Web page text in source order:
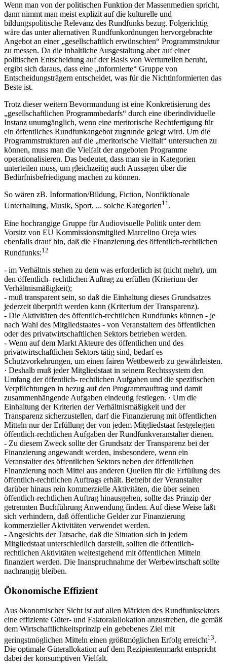
Wenn man von der politischen Funktion der Massenmedien spricht,
dann nimmt man meist explizit auf die kulturelle und
bildungspolitische Relevanz des Rundfunks bezug. Folgerichtig
wäre das unter alternativen Rundfunkordnungen hervorgebrachte
Angebot an einer „gesellschaftlich erwünschten“ Programmstruktur
zu messen. Da die inhaltliche Ausgestaltung aber auf einer
politischen Entscheidung auf der Basis von Werturteilen beruht,
ergibt sich daraus, dass eine „informierte“ Gruppe von
Entscheidungsträgern entscheidet, was für die Nichtinformierten das
Beste ist.
Trotz dieser weitern Bevormundung ist eine Konkretisierung des
„gesellschaftlichen Programmbedarfs“ durch eine überindividuelle
Instanz unumgänglich, wenn eine meritorische Rechtfertigung für
ein öffentliches Rundfunkangebot zugrunde gelegt wird. Um die
Programmstrukturen auf die „meritorische Vielfalt“ untersuchen zu
können, muss man die Vielfalt der angeboten Programme
operationalisieren. Das bedeutet, dass man sie in Kategorien
unterteilen muss, um gleichzeitig auch Aussagen über die
Bedürfnisbefriedigung machen zu können.
So wären zB. Information/Bildung, Fiction, Nonfiktionale
Unterhaltung, Musik, Sport, ... solche Kategorien11.
Eine hochrangige Gruppe für Audiovisuelle Politik unter dem
Vorsitz von EU Kommissionsmitglied Marcelino Oreja wies
ebenfalls drauf hin, daß die Finanzierung des öffentlich-rechtlichen
Rundfunks:12
- im Verhältnis stehen zu dem was erforderlich ist (nicht mehr), um
den öffentlich- rechtlichen Auftrag zu erfüllen (Kriterium der
Verhältnismäßigkeit);
- muß transparent sein, so daß die Einhaltung dieses Grundsatzes
jederzeit überprüft werden kann (Kriterium der Transparenz).
- Die Aktivitäten des öffentlich-rechtlichen Rundfunks können - je
nach Wahl des Mitgliedstaates - von Veranstaltern des öffentlichen
oder des privatwirtschaftlichen Sektors betrieben werden.
- Wenn auf dem Markt Akteure des öffentlichen und des
privatwirtschaftlichen Sektors tätig sind, bedarf es
Schutzvorkehrungen, um einen fairen Wettbewerb zu gewährleisten.
· Deshalb muß jeder Mitgliedstaat in seinem Rechtssystem den
Umfang der öffentlich- rechtlichen Aufgaben und die spezifischen
Verpflichtungen in bezug auf den Programmauftrag und damit
zusammenhängende Aufgaben eindeutig festlegen. · Um die
Einhaltung der Kriterien der Verhältnismäßigkeit und der
Transparenz sicherzustellen, darf die Finanzierung mit öffentlichen
Mitteln nur der Erfüllung der von jedem Mitgliedstaat festgelegten
öffentlich-rechtlichen Aufgaben der Rundfunkveranstalter dienen.
- Zu diesem Zweck sollte der Grundsatz der Transparenz bei der
Finanzierung angewandt werden, insbesondere, wenn ein
Veranstalter des öffentlichen Sektors neben der öffentlichen
Finanzierung noch Mittel aus anderen Quellen für die Erfüllung des
öffentlich-rechtlichen Auftrags erhält. Betreibt der Veranstalter
darüber hinaus rein kommerzielle Aktivitäten, die über seinen
öffentlich-rechtlichen Auftrag hinausgehen, sollte das Prinzip der
getrennten Buchführung Anwendung finden. Auf diese Weise läßt
sich verhindern, daß öffentliche Gelder zur Finanzierung
kommerzieller Aktivitäten verwendet werden.
- Angesichts der Tatsache, daß die Situation sich in jedem
Mitgliedstaat unterschiedlich darstellt, sollten die öffentlich-
rechtlichen Aktivitäten weitestgehend mit öffentlichen Mitteln
finanziert werden. Die Inanspruchnahme der Werbewirtschaft sollte
nachrangig bleiben.
Ökonomische Effizient
Aus ökonomischer Sicht ist auf allen Märkten des Rundfunksektors
eine effiziente Güter- und Faktoralallokation anzustreben, die gemäß
dem Wirtschaftlichkeitsprinzip ein gebebenes Ziel mit
geringstmöglichen Mitteln einen größtmöglichen Erfolg erreicht13.
Die optimale Güterallokation auf dem Rezipientenmarkt entspricht
dabei der konsumptiven Vielfalt.